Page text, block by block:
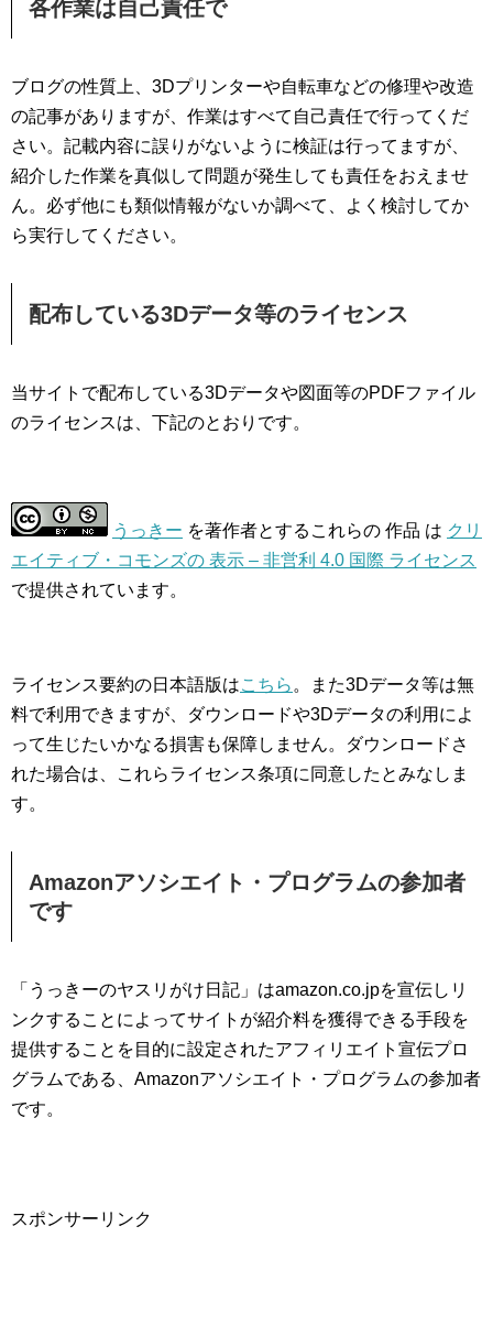
各作業は自己責任で
ブログの性質上、3Dプリンターや自転車などの修理や改造
の記事がありますが、作業はすべて自己責任で行ってくだ
さい。記載内容に誤りがないように検証は行ってますが、
紹介した作業を真似して問題が発生しても責任をおえませ
ん。必ず他にも類似情報がないか調べて、よく検討してか
ら実行してください。
配布している3Dデータ等のライセンス
当サイトで配布している3Dデータや図面等のPDFファイル
のライセンスは、下記のとおりです。
うっきー を著作者とするこれらの 作品 は クリ
エイティブ・コモンズの 表示 – 非営利 4.0 国際 ライセンス
で提供されています。
ライセンス要約の日本語版はこちら 。また3Dデータ等は無
料で利用できますが、ダウンロードや3Dデータの利用によ
って生じたいかなる損害も保障しません。ダウンロードさ
れた場合は、これらライセンス条項に同意したとみなしま
す。
Amazonアソシエイト・プログラムの参加者
です
「うっきーのヤスリがけ日記」はamazon.co.jpを宣伝しリ
ンクすることによってサイトが紹介料を獲得できる手段を
提供することを目的に設定されたアフィリエイト宣伝プロ
グラムである、Amazonアソシエイト・プログラムの参加者
です。
スポンサーリンク